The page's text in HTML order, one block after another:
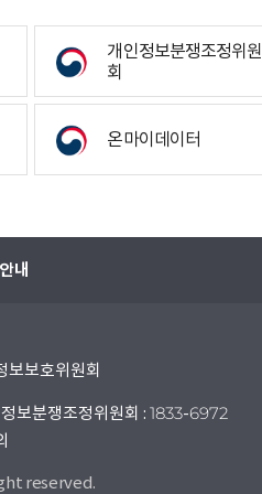
개인정보분쟁조정위원
회
온마이데이터
내
보보호위원회
보분쟁조정위원회 : 1833-6972
reserved.